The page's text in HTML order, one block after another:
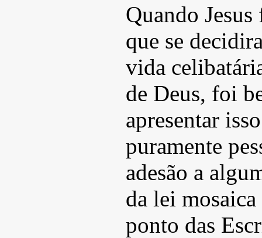
Quando Jesus
que se
vida
de Deus, foi
apresentar
puramente
adesão a
da lei
ponto das